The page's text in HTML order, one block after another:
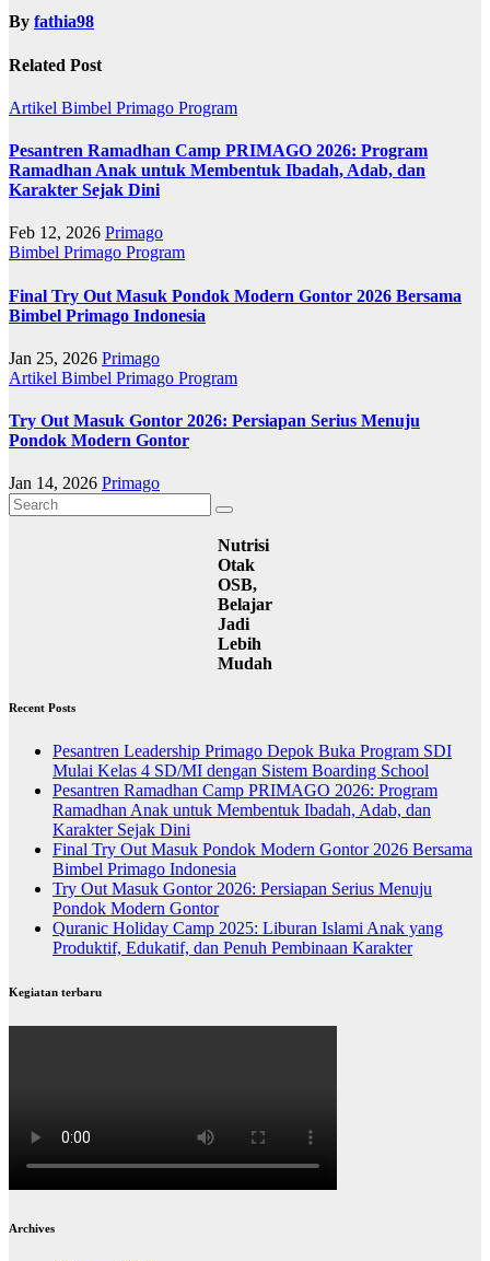
By fathia98
Related Post
Artikel Bimbel Primago Program
Pesantren Ramadhan Camp PRIMAGO 2026: Program
Ramadhan Anak untuk Membentuk Ibadah, Adab, dan
Karakter Sejak Dini
Feb 12, 2026 Primago
Bimbel Primago Program
Final Try Out Masuk Pondok Modern Gontor 2026 Bersama
Bimbel Primago Indonesia
Jan 25, 2026 Primago
Artikel Bimbel Primago Program
Try Out Masuk Gontor 2026: Persiapan Serius Menuju
Pondok Modern Gontor
Jan 14, 2026 Primago
Nutrisi
Otak
OSB,
Belajar
Jadi
Lebih
Mudah
Recent Posts
Pesantren Leadership Primago Depok Buka Program SDI
Mulai Kelas 4 SD/MI dengan Sistem Boarding School
Pesantren Ramadhan Camp PRIMAGO 2026: Program
Ramadhan Anak untuk Membentuk Ibadah, Adab, dan
Karakter Sejak Dini
Final Try Out Masuk Pondok Modern Gontor 2026 Bersama
Bimbel Primago Indonesia
Try Out Masuk Gontor 2026: Persiapan Serius Menuju
Pondok Modern Gontor
Quranic Holiday Camp 2025: Liburan Islami Anak yang
Produktif, Edukatif, dan Penuh Pembinaan Karakter
Kegiatan terbaru
Archives